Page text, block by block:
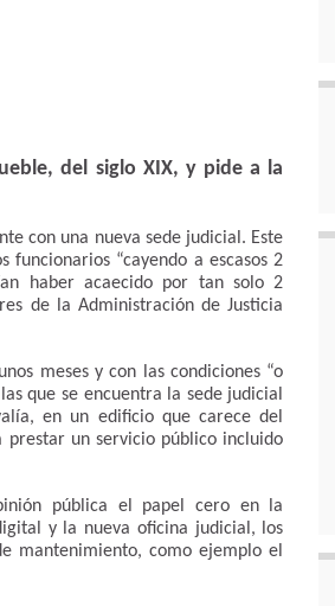
del siglo XIX, y pide a la
con una nueva sede judicial. Este
“cayendo a escasos 2
haber acaecido por tan solo 2
de la Administración de Justicia
meses y con las condiciones “o
que se encuentra la sede judicial
en un edificio que carece del
un servicio público incluido
pública el papel cero en la
y la nueva oficina judicial, los
mantenimiento, como ejemplo el